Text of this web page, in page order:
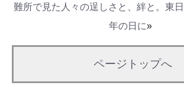
難所で見た人々の逞しさと、絆と。東
年の日に»
ページトップへ